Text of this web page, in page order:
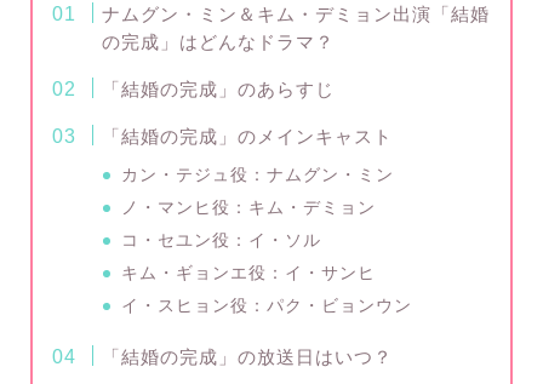
ナムグン・ミン＆キム・デミョン出演「結婚
の完成」はどんなドラマ？
「結婚の完成」のあらすじ
「結婚の完成」のメインキャスト
カン・テジュ役：ナムグン・ミン
ノ・マンヒ役：キム・デミョン
コ・セユン役：イ・ソル
キム・ギョンエ役：イ・サンヒ
イ・スヒョン役：パク・ビョンウン
「結婚の完成」の放送日はいつ？